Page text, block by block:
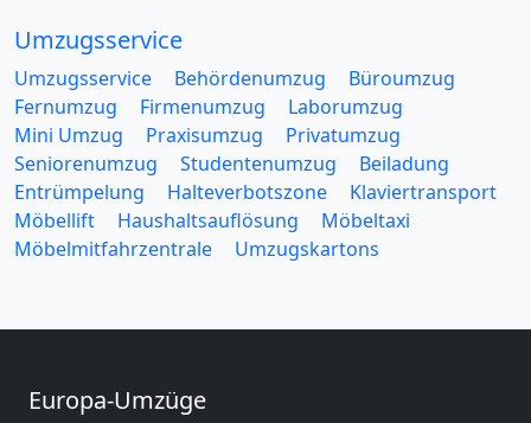
Umzugsservice
Umzugsservice Behördenumzug
Büroumzug
Fernumzug
Firmenumzug
Laborumzug
Mini Umzug
Praxisumzug
Privatumzug
Seniorenumzug
Studentenumzug
Beiladung
Entrümpelung
Halteverbotszone
Klaviertransport
Möbellift
Haushaltsauflösung
Möbeltaxi
Möbelmitfahrzentrale
Umzugskartons
Europa-Umzüge